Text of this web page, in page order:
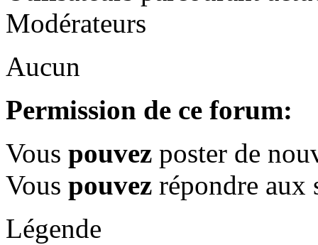
Modérateurs
Aucun
Permission de ce forum:
Vous pouvez poster de
Vous pouvez répondre aux
Légende